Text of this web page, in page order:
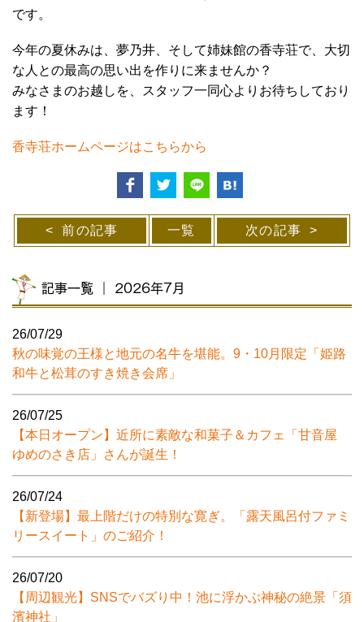
です。
今年の夏休みは、夢乃井、そして姉妹館の香寺荘で、大切
な人との最高の思い出を作りに来ませんか？
みなさまのお越しを、スタッフ一同心よりお待ちしており
ます！
香寺荘ホームページはこちらから
前の記事 一覧 次の記事
記事一覧 ｜ 2026年7月
26/07/29
秋の味覚の王様と地元の名牛を堪能。9・10月限定「姫路
和牛と松茸のすき焼き会席」
26/07/25
【本日オープン】近所に素敵な和菓子＆カフェ「甘音屋
ゆめのさき店」さんが誕生！
26/07/24
【新登場】最上階だけの特別な寛ぎ。「露天風呂付ファミ
リースイート」のご紹介！
26/07/20
【周辺観光】SNSでバズり中！池に浮かぶ神秘の絶景「須
濱神社」